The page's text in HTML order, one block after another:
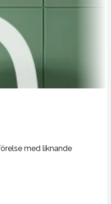
med liknande